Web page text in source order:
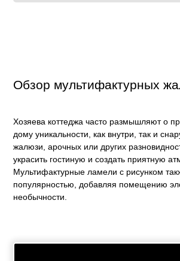
Обзор мультифактурных
Хозяева коттеджа часто размышляют о
дому уникальности, как внутри, так и
жалюзи, арочных или других
украсить гостиную и создать приятную
Мультифактурные ламели с рисунком
популярностью, добавляя помещению
необычности.